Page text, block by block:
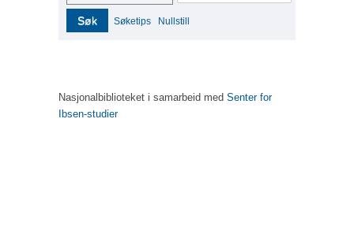
Søk Søketips Nullstill
Nasjonalbiblioteket i samarbeid med Senter for
Ibsen-studier